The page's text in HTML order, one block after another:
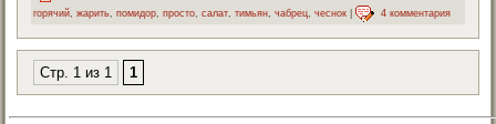
горячий ,жарить ,помидор ,просто ,салат ,тимьян ,чабрец ,чеснок | 4 комментария
Стр. 1 из 1 1